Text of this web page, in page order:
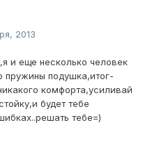
2013
и еще несколько человек
пружины подушка,итог-
комфорта,усиливай
будет тебе
тебе=)